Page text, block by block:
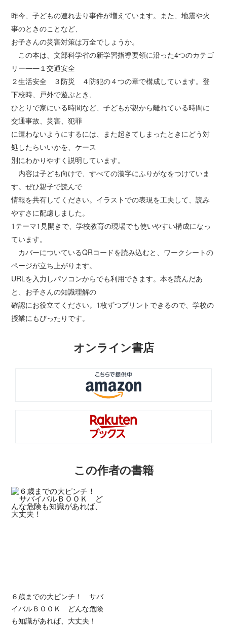
昨今、子どもの連れ去り事件が増えています。また、地震や火
事のときのことなど、
お子さんの災害対策は万全でしょうか。
この本は、文部科学省の新学習指導要領に沿った4つのカテゴ
リー――１交通安全
２生活安全 ３防災 ４防犯の４つの章で構成しています。登
下校時、戸外で遊ぶとき、
ひとりで家にいる時間など、子どもが親から離れている時間に
交通事故、災害、犯罪
に遭わないようにするには、また起きてしまったときにどう対
処したらいいかを、ケース
別にわかりやすく説明しています。
内容は子ども向けで、すべての漢字にふりがなをつけていま
す。ぜひ親子で読んで
情報を共有してください。イラストでの表現を工夫して、読み
やすさに配慮しました。
1テーマ1見開きで、学校教育の現場でも使いやすい構成になっ
ています。
カバーについているQRコードを読み込むと、ワークシートの
ページが立ち上がります。
URLを入力しパソコンからでも利用できます。本を読んだあ
と、お子さんの知識理解の
確認にお役立てください。1枚ずつプリントできるので、学校の
授業にもぴったりです。
オンライン書店
この作者の書籍
６歳までの大ピンチ！ サバ
イバルＢＯＯＫ どんな危険
も知識があれば、大丈夫！